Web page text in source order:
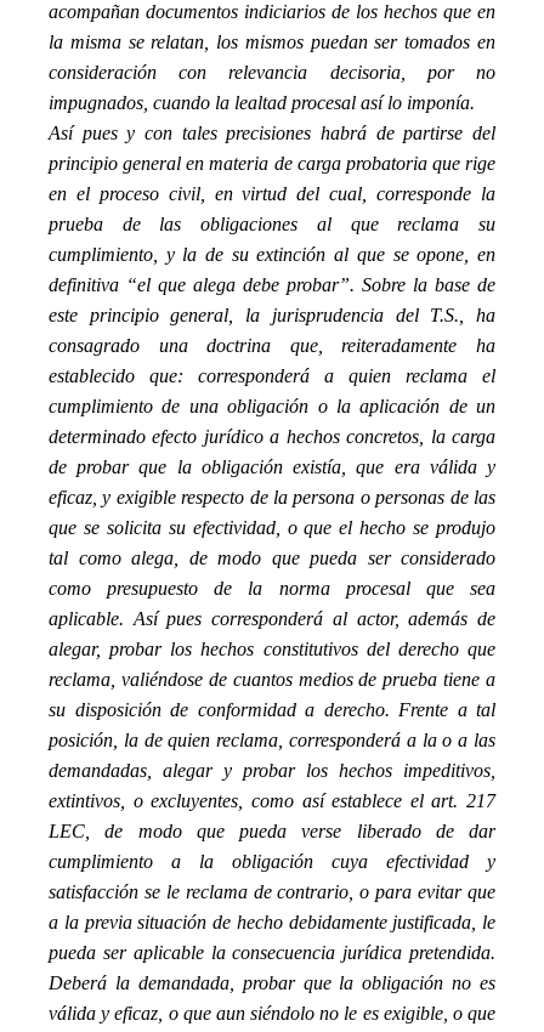
acompañan documentos indiciarios de los hechos que en
la misma se relatan, los mismos puedan ser tomados en
consideración con relevancia decisoria, por no
impugnados, cuando la lealtad procesal así lo imponía.
Así pues y con tales precisiones habrá de partirse del
principio general en materia de carga probatoria que rige
en el proceso civil, en virtud del cual, corresponde la
prueba de las obligaciones al que reclama su
cumplimiento, y la de su extinción al que se opone, en
definitiva “el que alega debe probar”. Sobre la base de
este principio general, la jurisprudencia del T.S., ha
consagrado una doctrina que, reiteradamente ha
establecido que: corresponderá a quien reclama el
cumplimiento de una obligación o la aplicación de un
determinado efecto jurídico a hechos concretos, la carga
de probar que la obligación existía, que era válida y
eficaz, y exigible respecto de la persona o personas de las
que se solicita su efectividad, o que el hecho se produjo
tal como alega, de modo que pueda ser considerado
como presupuesto de la norma procesal que sea
aplicable. Así pues corresponderá al actor, además de
alegar, probar los hechos constitutivos del derecho que
reclama, valiéndose de cuantos medios de prueba tiene a
su disposición de conformidad a derecho. Frente a tal
posición, la de quien reclama, corresponderá a la o a las
demandadas, alegar y probar los hechos impeditivos,
extintivos, o excluyentes, como así establece el art. 217
LEC, de modo que pueda verse liberado de dar
cumplimiento a la obligación cuya efectividad y
satisfacción se le reclama de contrario, o para evitar que
a la previa situación de hecho debidamente justificada, le
pueda ser aplicable la consecuencia jurídica pretendida.
Deberá la demandada, probar que la obligación no es
válida y eficaz, o que aun siéndolo no le es exigible, o que